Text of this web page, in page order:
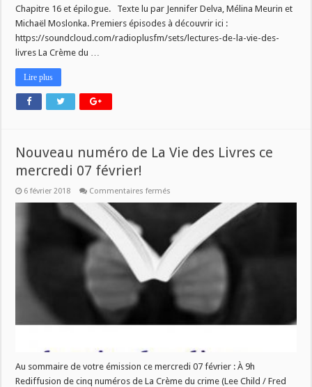
Chapitre 16 et épilogue. Texte lu par Jennifer Delva, Mélina Meurin et
Michaël Moslonka. Premiers épisodes à découvrir ici :
https://soundcloud.com/radioplusfm/sets/lectures-de-la-vie-des-
livres La Crème du …
Lire plus
Nouveau numéro de La Vie des Livres ce
mercredi 07 février!
6 février 2018 Commentaires fermés
Vie
des
Livres
ce
mercredi
07
Au sommaire de votre émission ce mercredi 07 février : À 9h
Rediffusion de cinq numéros de La Crème du crime (Lee Child / Fred